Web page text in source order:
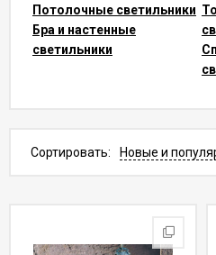
Потолочные светильники
Бра и настенные
светильники
Сортировать: Новые и